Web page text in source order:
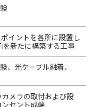
イントを各所に設置し
を新たに構築する工事
、光ケーブル融着、
メラの取付および設
セント成端